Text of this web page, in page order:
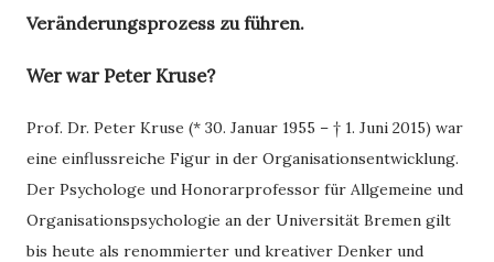
Veränderungsprozess zu führen.
Wer war Peter Kruse?
Prof. Dr. Peter Kruse (* 30. Januar 1955 – † 1. Juni 2015) war
eine einflussreiche Figur in der Organisationsentwicklung.
Der Psychologe und Honorarprofessor für Allgemeine und
Organisationspsychologie an der Universität Bremen gilt
bis heute als renommierter und kreativer Denker und